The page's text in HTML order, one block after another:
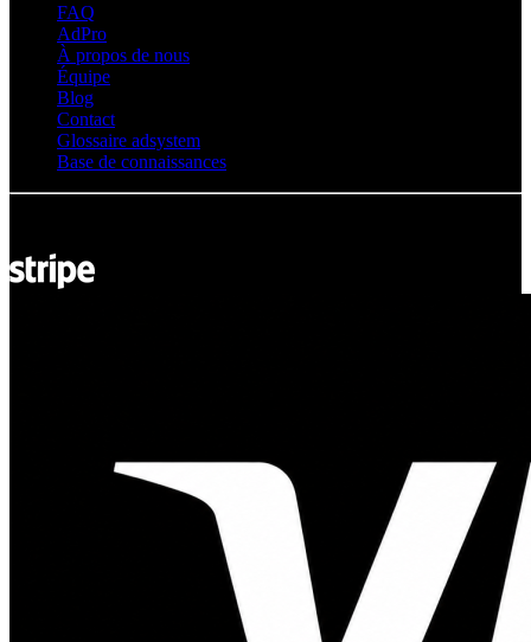
FAQ
AdPro
À propos de nous
Équipe
Blog
Contact
Glossaire adsystem
Base de connaissances